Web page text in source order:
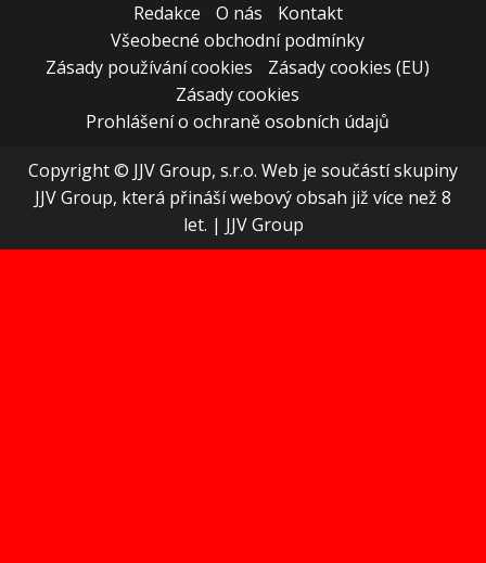
Redakce
O nás
Kontakt
Všeobecné obchodní podmínky
Zásady používání cookies
Zásady cookies (EU)
Zásady cookies
Prohlášení o ochraně osobních údajů
Copyright © JJV Group, s.r.o. Web je součástí skupiny
JJV Group, která přináší webový obsah již více než 8
let. | JJV Group